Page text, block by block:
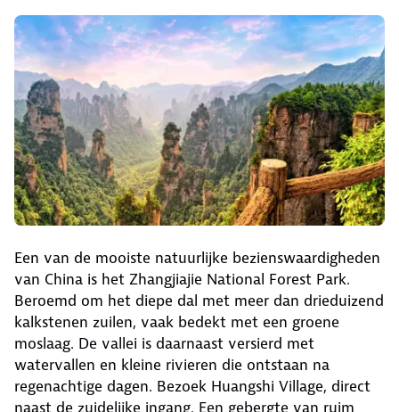
Een van de mooiste natuurlijke bezienswaardigheden
van China is het Zhangjiajie National Forest Park.
Beroemd om het diepe dal met meer dan drieduizend
kalkstenen zuilen, vaak bedekt met een groene
moslaag. De vallei is daarnaast versierd met
watervallen en kleine rivieren die ontstaan na
regenachtige dagen. Bezoek Huangshi Village, direct
naast de zuidelijke ingang. Een gebergte van ruim